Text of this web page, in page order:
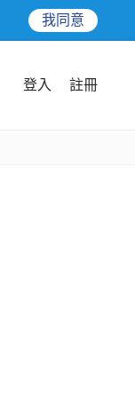
我同意
登入 註冊